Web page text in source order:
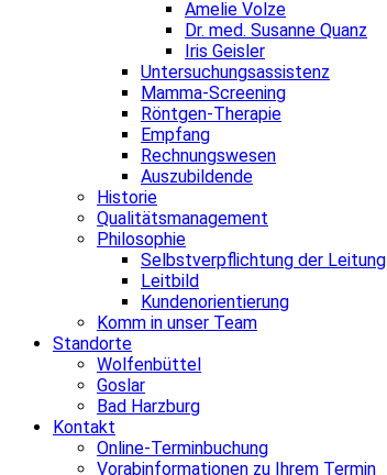
Amelie Volze
Dr. med. Susanne Quanz
Iris Geisler
Untersuchungsassistenz
Mamma-Screening
Röntgen-Therapie
Empfang
Rechnungswesen
Auszubildende
Historie
Qualitätsmanagement
Philosophie
Selbstverpflichtung der Leitung
Leitbild
Kundenorientierung
Komm in unser Team
Standorte
Wolfenbüttel
Goslar
Bad Harzburg
Kontakt
Online-Terminbuchung
Vorabinformationen zu Ihrem Termin